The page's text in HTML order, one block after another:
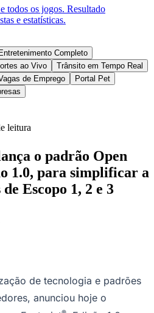
as novidades
e tabelas
League e mais. Placar em tempo